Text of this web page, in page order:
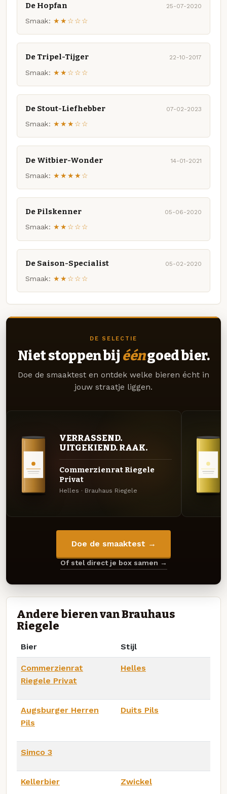
De Hopfan 25-07-2020
Smaak: ★★☆☆☆
De Tripel-Tijger 22-10-2017
Smaak: ★★☆☆☆
De Stout-Liefhebber 07-02-2023
Smaak: ★★★☆☆
De Witbier-Wonder 14-01-2021
Smaak: ★★★★☆
De Pilskenner 05-06-2020
Smaak: ★★☆☆☆
De Saison-Specialist 05-02-2020
Smaak: ★★☆☆☆
DE SELECTIE
Niet stoppen bij ééngoed bier.
Doe de smaaktest en ontdek welke bieren écht in
jouw straatje liggen.
VERRASSEND.
UITGEKIEND. RAAK.
Commerzienrat Riegele
Privat
Helles · Brauhaus Riegele
Doe de smaaktest →
Of stel direct je box samen →
Andere bieren van Brauhaus
Riegele
Bier Stijl
Commerzienrat
Riegele Privat
Helles
Augsburger Herren
Pils
Duits Pils
Simco 3
Kellerbier Zwickel